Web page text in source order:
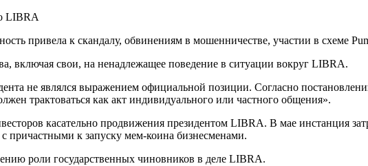
LIBRA
привела к скандалу, обвинениям в мошенничестве, участии в схеме
включая свои, на ненадлежащее поведение в ситуации вокруг LIBRA.
не являлся выражением официальной позиции. Согласно
трактоваться как акт индивидуального или частного общения».
касательно продвижения президентом LIBRA. В мае инстанция
с причастными к запуску мем-коина бизнесменами.
роли государственных чиновников в деле LIBRA.